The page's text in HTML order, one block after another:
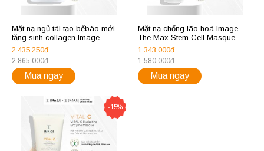
Mặt nạ ngủ tái tạo bếbào mới
tăng sinh collagen Image
Ageless Total OverNight Retinol
Masque 50ml
2.435.250đ
2.865.000đ
Mua ngay
Mặt nạ chống lão hoá Image
The Max Stem Cell Masque
59ml
1.343.000đ
1.580.000đ
Mua ngay
-15%